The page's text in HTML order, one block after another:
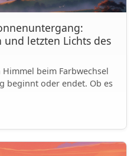
und letzten Lichts des
beim Farbwechsel
beginnt oder endet. Ob es